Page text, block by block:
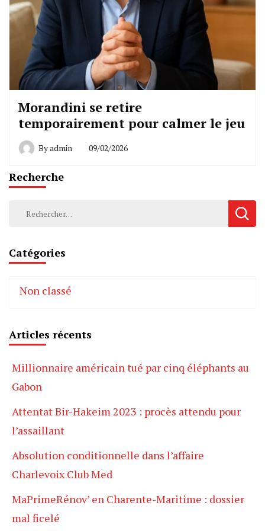
Morandini se retire
temporairement pour calmer le jeu
Byadmin 09/02/2026
Recherche
Rechercher :
Catégories
Non classé
Articles récents
Millionnaire américain tué par cinq éléphants au
Gabon
Attentat Bir-Hakeim 2023 : procès attendu pour
l’assaillant
Absolution conditionnelle dans l’affaire
Charlevoix Club Med
MaPrimeRénov’ en Charente-Maritime : dossier
mal ficelé